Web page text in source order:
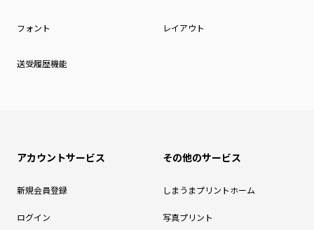
フォント レイアウト
送受履歴機能
アカウントサービス
新規会員登録
ログイン
その他のサービス
しまうまプリントホーム
写真プリント